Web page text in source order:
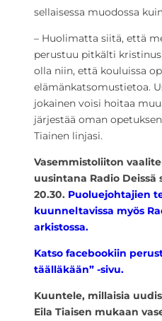
sellaisessa muodossa
– Huolimatta siitä, että
perustuu pitkälti
olla niin, että kouluissa
elämänkatsomustietoa.
jokainen voisi hoitaa
järjestää oman
Tiainen linjasi.
Vasemmistoliiton
uusintana Radio Deissä
20.30. Puoluejohtajien
kuunneltavissa myös
arkistossa.
Katso facebookiin
täälläkään” -sivu.
Kuuntele, millaisia
Eila Tiaisen mukaan